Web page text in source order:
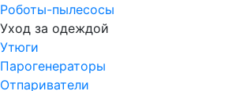
Роботы-пылесосы
Уход за одеждой
Утюги
Парогенераторы
Отпариватели